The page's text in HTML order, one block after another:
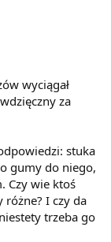
wyciągał
za
stuka
gumy do niego,
Czy wie ktoś
różne? I czy da
trzeba go